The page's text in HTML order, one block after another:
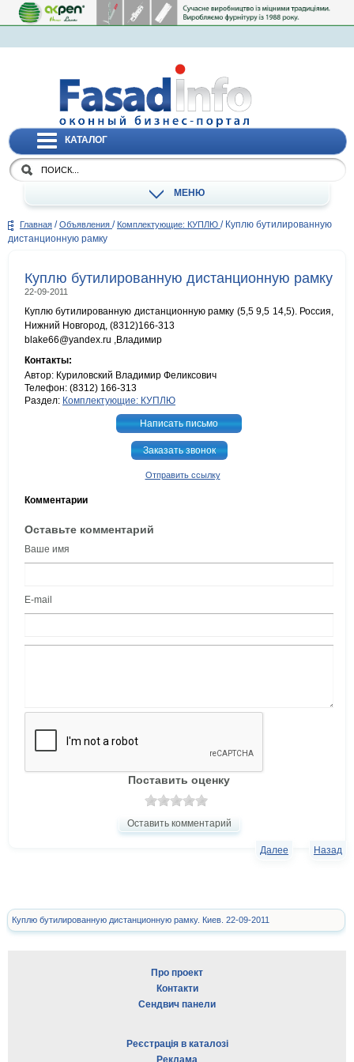
КАТАЛОГ
МЕНЮ
Главная / Объявления / Комплектующие: КУПЛЮ / Куплю бутилированную
дистанционную рамку
Куплю бутилированную дистанционную рамку
22-09-2011
Куплю бутилированную дистанционную рамку (5,5 9,5 14,5). Россия,
Нижний Новгород, (8312)166-313
blake66@yandex.ru ,Владимир
Контакты:
Автор: Куриловский Владимир Феликсович
Телефон: (8312) 166-313
Раздел: Комплектующие: КУПЛЮ
Написать письмо
Заказать звонок
Отправить ссылку
Комментарии
Оставьте комментарий
Ваше имя
E-mail
Поставить оценку
Оставить комментарий
Назад
Далее
Куплю бутилированную дистанционную рамку. Киев. 22-09-2011
Про проект
Контакти
Сендвич панели
Реєстрація в каталозі